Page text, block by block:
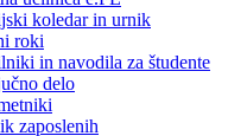
koledar in urnik
roki
in navodila za študente
delo
zaposlenih